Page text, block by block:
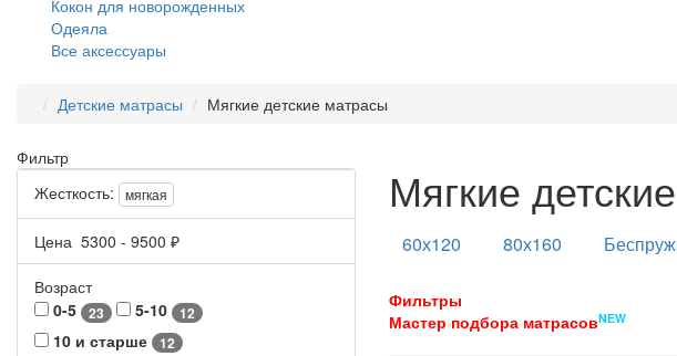
Кокон для новорожденных
Одеяла
Все аксессуары
Детские матрасы Мягкие детские матрасы
Фильтр
Жесткость:
мягкая
Цена 5300 - 9500 ₽
Возраст
0-5
23 5-10 12
10 и старше 12
Мягкие
60х120 80х160
Фильтры
Мастер подбора матрасовNEW